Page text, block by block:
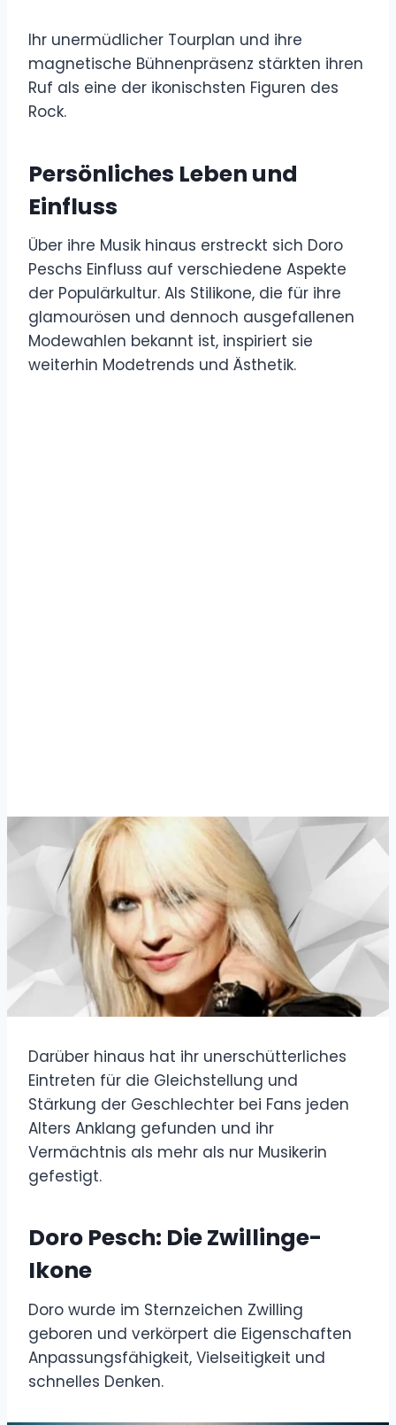
Ihr unermüdlicher Tourplan und ihre
magnetische Bühnenpräsenz stärkten ihren
Ruf als eine der ikonischsten Figuren des
Rock.
Persönliches Leben und
Einfluss
Über ihre Musik hinaus erstreckt sich Doro
Peschs Einfluss auf verschiedene Aspekte
der Populärkultur. Als Stilikone, die für ihre
glamourösen und dennoch ausgefallenen
Modewahlen bekannt ist, inspiriert sie
weiterhin Modetrends und Ästhetik.
Darüber hinaus hat ihr unerschütterliches
Eintreten für die Gleichstellung und
Stärkung der Geschlechter bei Fans jeden
Alters Anklang gefunden und ihr
Vermächtnis als mehr als nur Musikerin
gefestigt.
Doro Pesch: Die Zwillinge-
Ikone
Doro wurde im Sternzeichen Zwilling
geboren und verkörpert die Eigenschaften
Anpassungsfähigkeit, Vielseitigkeit und
schnelles Denken.